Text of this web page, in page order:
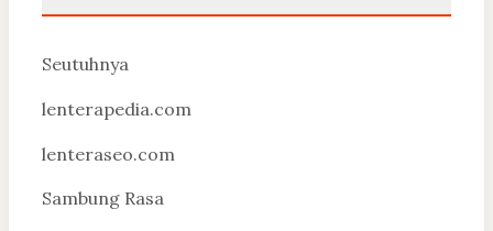
Seutuhnya
lenterapedia.com
lenteraseo.com
Sambung Rasa